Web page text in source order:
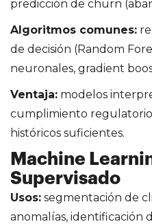
predicción de churn
Algoritmos comunes:
de decisión (Random
neuronales, gradient
Ventaja: modelos
cumplimiento
históricos suficientes.
Machine
Supervisado
Usos: segmentación de
anomalías, identificación